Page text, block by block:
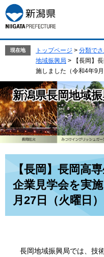
ー
ジ
の
す。
ニ
ュ
ー
し
て
本
文
へ
現在地 トップページ > 分類で
地域振興局 >
【長岡】
施しました（令和4年9
新潟県長岡地域
【長岡】長岡高
企業見学会を実
月27日（火曜日）
長岡地域振興局では、技